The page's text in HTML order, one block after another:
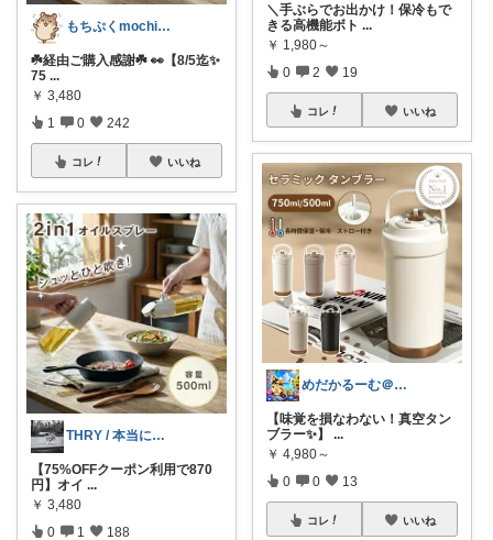
もちぷくmochipuku☘️7日感謝
☘️経由ご購入感謝☘️ 👀【8/5迄✨
75 ...
￥ 3,480
1 0 242
コレ いいね
THRY / 本当に良いモノBEST
【75%OFFクーポン利用で870
円】オイ ...
￥ 3,480
0 1 188
＼手ぶらでお出かけ！保冷もで
きる高機能ボト ...
￥ 1,980～
0 2 19
コレ いいね
めだかるーむ＠ありがとうございます。
【味覚を損なわない！真空タン
ブラー✨】 ...
￥ 4,980～
0 0 13
コレ いいね